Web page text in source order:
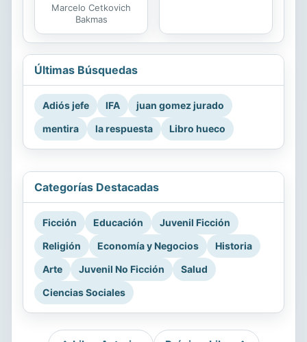
Marcelo Cetkovich
Bakmas
Últimas Búsquedas
Adiós jefe IFA
juan gomez jurado
mentira
la respuesta Libro hueco
Categorías Destacadas
Ficción Educación
Juvenil Ficción
Religión
Economía y Negocios
Historia
Arte
Juvenil No Ficción
Salud
Ciencias Sociales